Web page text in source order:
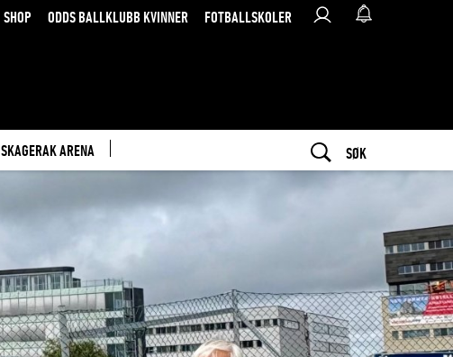
SHOP ODDS BALLKLUBB KVINNER FOTBALLSKOLER
SKAGERAK ARENA SØK